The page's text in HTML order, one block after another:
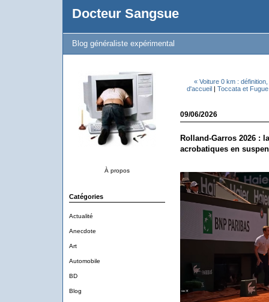
Docteur Sangsue
Blog généraliste expérimental
À propos
Catégories
Actualité
Anecdote
Art
Automobile
BD
Blog
« Voiture 0 km :
d'accueil| Toccata et
09/06/2026
Rolland-Garros 2026 :
acrobatiques en